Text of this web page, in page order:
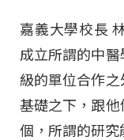
嘉義大學校長
成立所謂的中
級的單位合作
基礎之下，跟
個，所謂的研究